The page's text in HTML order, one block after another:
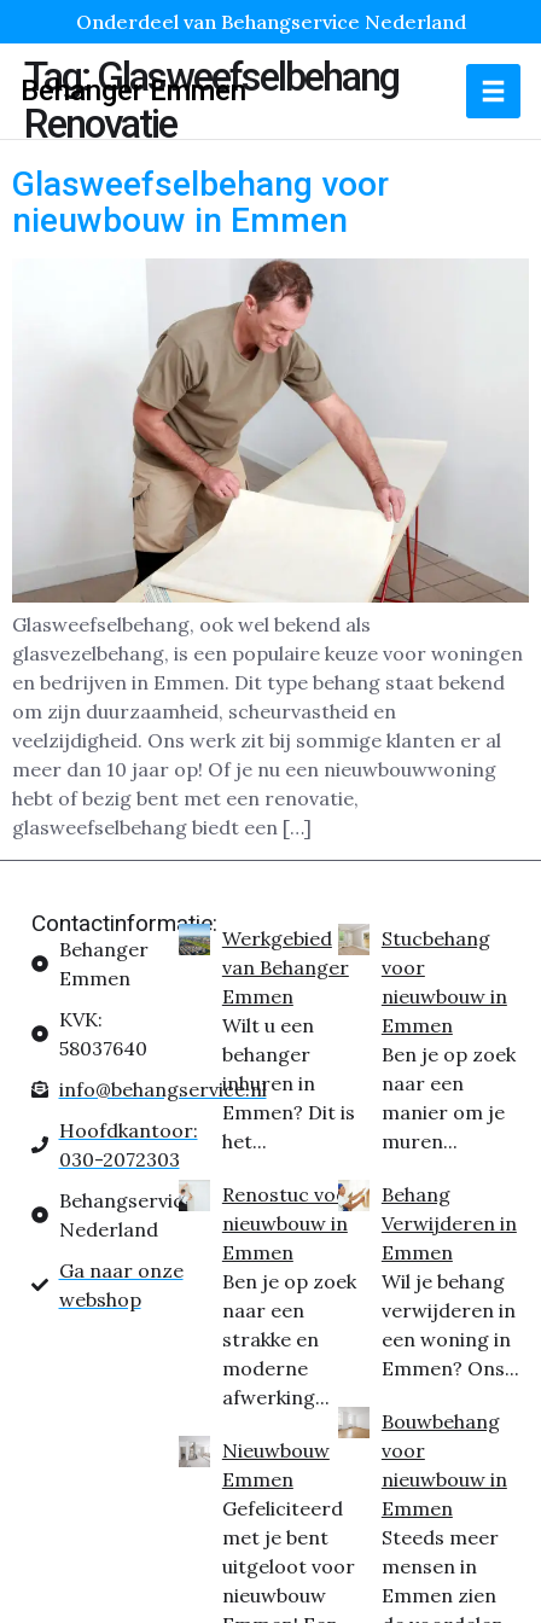
Onderdeel van Behangservice Nederland
Behanger Emmen
Tag:Glasweefselbehang
Renovatie
Glasweefselbehang voor
nieuwbouw in Emmen
Glasweefselbehang, ook wel bekend als
glasvezelbehang, is een populaire keuze voor woningen
en bedrijven in Emmen. Dit type behang staat bekend
om zijn duurzaamheid, scheurvastheid en
veelzijdigheid. Ons werk zit bij sommige klanten er al
meer dan 10 jaar op! Of je nu een nieuwbouwwoning
hebt of bezig bent met een renovatie,
glasweefselbehang biedt een […]
Contactinformatie:
Behanger
Emmen
KVK:
58037640
info@behangservice.nl
Hoofdkantoor:
030-2072303
Behangservice
Nederland
Ga naar onze
webshop
Werkgebied
van Behanger
Emmen
Wilt u een
behanger
inhuren in
Emmen? Dit is
het...
Renostuc voor
nieuwbouw in
Emmen
Ben je op zoek
naar een
strakke en
moderne
afwerking...
Nieuwbouw
Emmen
Gefeliciteerd
met je bent
uitgeloot voor
nieuwbouw
Stucbehang
voor
nieuwbouw in
Emmen
Ben je op zoek
naar een
manier om je
muren...
Behang
Verwijderen in
Emmen
Wil je behang
verwijderen in
een woning in
Emmen? Ons...
Bouwbehang
voor
nieuwbouw in
Emmen
Steeds meer
mensen in
Emmen zien